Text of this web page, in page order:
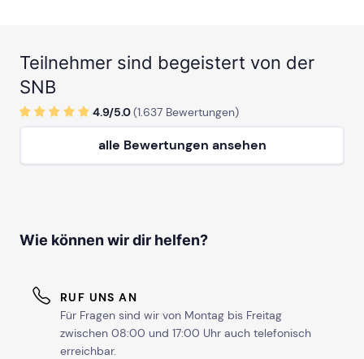
Teilnehmer sind begeistert von der
SNB
4.9/5.0(1.637 Bewertungen)
alle Bewertungen ansehen
Wie können wir dir helfen?
RUF UNS AN
Für Fragen sind wir von Montag bis Freitag
zwischen 08:00 und 17:00 Uhr auch telefonisch
erreichbar.